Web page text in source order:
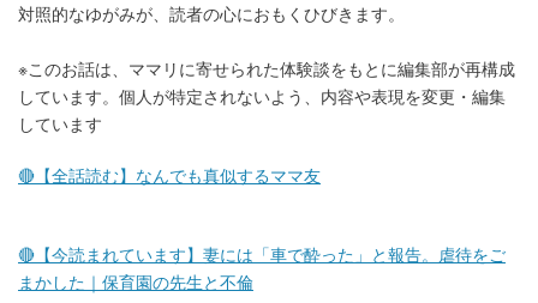
対照的なゆがみが、読者の心におもくひびきます。
※このお話は、ママリに寄せられた体験談をもとに編集部が再構成
しています。個人が特定されないよう、内容や表現を変更・編集
しています
🔴【全話読む】なんでも真似するママ友
🔴【今読まれています】妻には「車で酔った」と報告。虐待をご
まかした｜保育園の先生と不倫